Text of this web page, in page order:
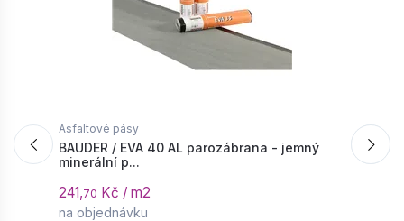
Asfaltové pásy
BAUDER / EVA 40 AL parozábrana - jemný
minerální p...
241,70 Kč / m2
na objednávku